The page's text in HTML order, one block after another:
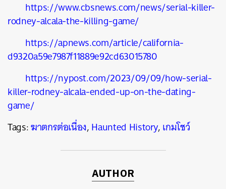
https://www.cbsnews.com/news/serial-killer-
rodney-alcala-the-killing-game/
https://apnews.com/article/california-
d9320a59e7987f11889e92cd63015780
https://nypost.com/2023/09/09/how-serial-
killer-rodney-alcala-ended-up-on-the-dating-
game/
Tags:ฆาตกรต่อเนื่อง,Haunted History,เกมโชว์
AUTHOR